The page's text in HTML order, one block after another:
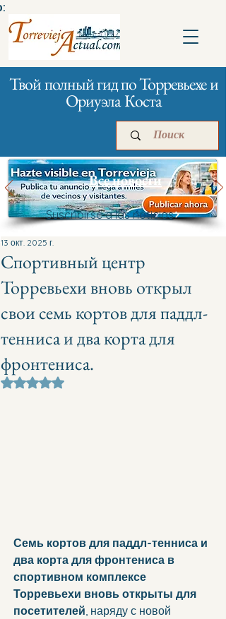
Твой полный гид по Торревьехе и
Ориуэла Коста
Главная Реклама
Все новости
Suscribirse a las noticias
Спортивный центр
Торревьехи вновь открыл
свои семь кортов для паддл-
тенниса и два корта для
фронтениса.
13 окт. 2025 г.
Оценка: не число из 5 звезд.
Семь кортов для паддл-тенниса и
два корта для фронтениса в
спортивном комплексе
Торревьехи вновь открыты для
посетителей , наряду с новой